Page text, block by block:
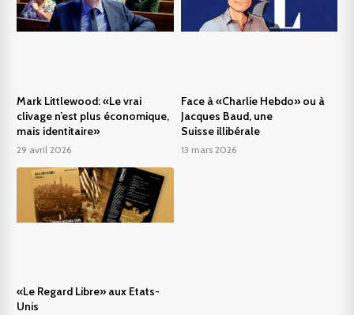
Mark Littlewood: «Le vrai
clivage n’est plus économique,
mais identitaire»
29 avril 2026
Face à «Charlie Hebdo» ou à
Jacques Baud, une
Suisse illibérale
13 mars 2026
«Le Regard Libre» aux Etats-
Unis